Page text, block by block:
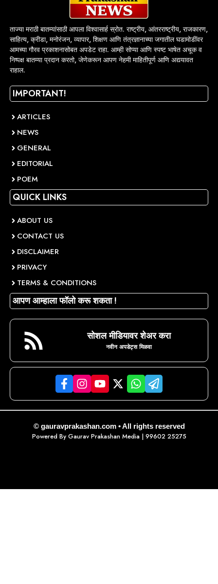
ताज्या मराठी बातम्यांसाठी आपला विश्वासार्ह स्रोत. राष्ट्रीय, आंतरराष्ट्रीय, राजकारण,
साहित्य, क्रीडा, मनोरंजन, व्यापार, शिक्षण आणि तंत्रज्ञानाच्या जगातील घडामोडींवर
आमच्या गौरव प्रकाशनासोबत अपडेट राहा. आम्ही सोप्या आणि स्पष्ट भाषेत अचूक व
निष्पक्ष बातम्या प्रदान करतो, जेणेकरून आपण नेहमी माहितीपूर्ण आणि अद्ययावत
राहाल.
IMPORTANT!
ARTICLES
NEWS
GENERAL
EDITORIAL
POEM
QUICK LINKS
ABOUT US
CONTACT US
DISCLAIMER
PRIVACY
TERMS & CONDITIONS
आपण आम्हाला फॉलो करू शकता !
सोशल मीडियावर शेअर करा
नवीन अपडेट्स मिळवा
© gauravprakashan.com • All rights reserved
Powered By Gaurav Prakashan Media| 99602 25275